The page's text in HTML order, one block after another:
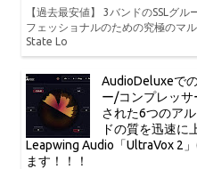
【過去最安値】 3バンドのSSLグ
フェッショナルのための究極のマ
State Lo
AudioDeluxeで
ー/コンプレッ
された6つのア
ドの質を迅速に
Leapwing Audio「UltraVox 2
ます！！！